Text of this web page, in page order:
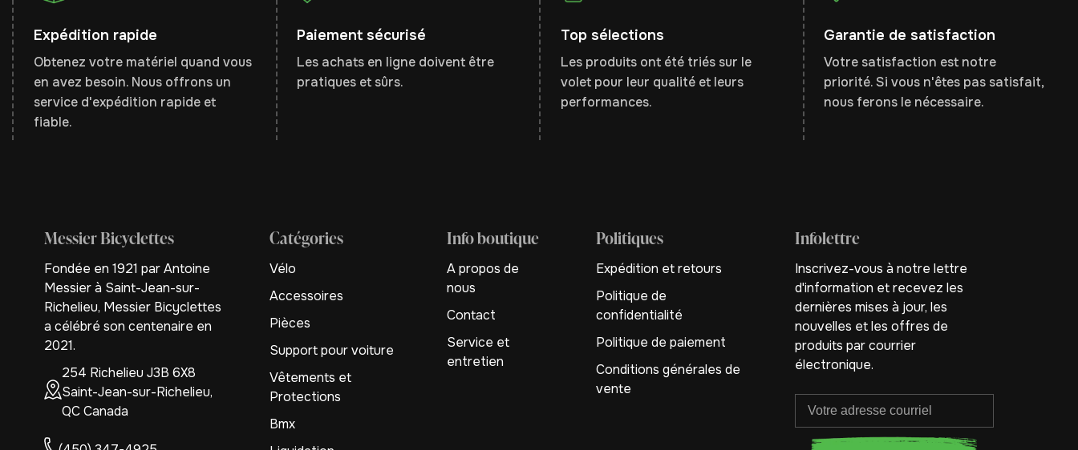
Expédition rapide
Obtenez votre matériel quand vous
en avez besoin. Nous offrons un
service d'expédition rapide et
fiable.
Paiement sécurisé
Les achats en ligne doivent être
pratiques et sûrs.
Top sélections
Les produits ont été triés sur le
volet pour leur qualité et leurs
performances.
Garantie de satisfaction
Votre satisfaction est notre
priorité. Si vous n'êtes pas satisfait,
nous ferons le nécessaire.
Messier Bicyclettes
Fondée en 1921 par Antoine
Messier à Saint-Jean-sur-
Richelieu, Messier Bicyclettes
a célébré son centenaire en
2021.
254 Richelieu J3B 6X8
Saint-Jean-sur-Richelieu,
QC Canada
Catégories
Vélo
Accessoires
Pièces
Support pour voiture
Vêtements et
Protections
Bmx
Info boutique
A propos de
nous
Contact
Service et
entretien
Politiques
Expédition et retours
Politique de
confidentialité
Politique de paiement
Conditions générales de
vente
Infolettre
Inscrivez-vous à notre lettre
d'information et recevez les
dernières mises à jour, les
nouvelles et les offres de
produits par courrier
électronique.